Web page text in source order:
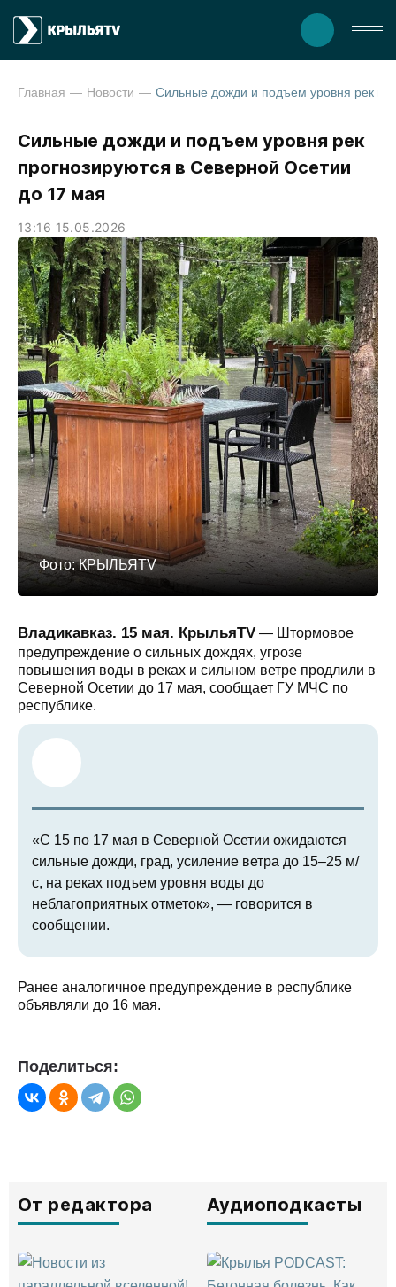
Главная Новости
Сильные дожди и подъем уровня рек
прогнозируются в Северной Осетии
до 17 мая
13:16 15.05.2026
Фото: КРЫЛЬЯTV
Владикавказ. 15 мая. КрыльяTV — Штормовое
предупреждение о сильных дождях, угрозе
повышения воды в реках и сильном ветре продлили в
Северной Осетии до 17 мая, сообщает ГУ МЧС по
республике.
«С 15 по 17 мая в Северной Осетии ожидаются
сильные дожди, град, усиление ветра до 15–25 м/
с, на реках подъем уровня воды до
неблагоприятных отметок», — говорится в
сообщении.
Ранее аналогичное предупреждение в республике
объявляли до 16 мая.
Поделиться:
От редактора Аудиоподкасты